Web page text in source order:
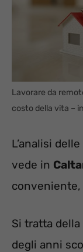
Lavorare da
costo della vita –
L’analisi delle
vede in
conveniente,
Si tratta
degli anni